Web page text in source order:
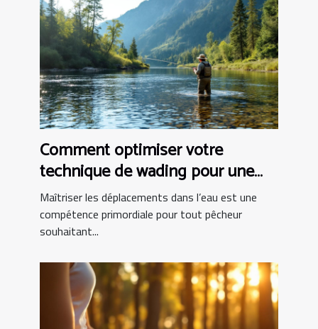
Comment optimiser votre
technique de wading pour une
pêche réussie ?
Maîtriser les déplacements dans l’eau est une
compétence primordiale pour tout pêcheur
souhaitant...